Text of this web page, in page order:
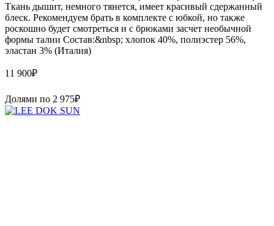
Ткань дышит, немного тянется, имеет красивый сдержанный
блеск. Рекомендуем брать в комплекте с юбкой, но также
роскошно будет смотреться и с брюками засчет необычной
формы талии Состав:&nbsp; хлопок 40%, полиэстер 56%,
эластан 3% (Италия)
11 900₽
Долями по 2 975₽